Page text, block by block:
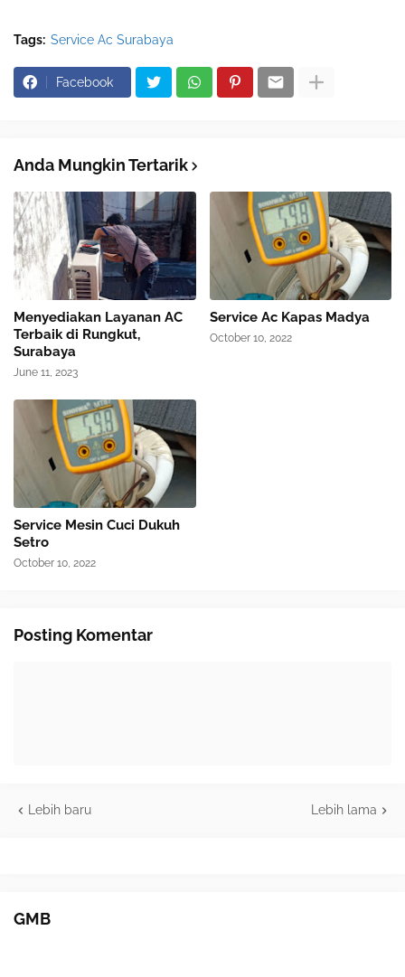
Tags: Service Ac Surabaya
Facebook
Anda Mungkin Tertarik
Menyediakan Layanan AC
Terbaik di Rungkut,
Surabaya
June 11, 2023
Service Ac Kapas Madya
October 10, 2022
Service Mesin Cuci Dukuh
Setro
October 10, 2022
Posting Komentar
Lebih baru Lebih lama
GMB